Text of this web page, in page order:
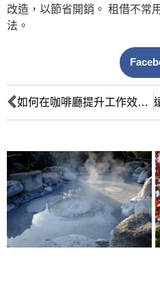
改造，以節省開銷。 租借不常
法。
如何在咖啡廳提升工作效率？ 掌握這些技巧，讓您專注高效！